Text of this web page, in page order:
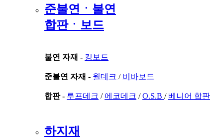
준불연ㆍ불연
합판ㆍ보드
불연 자재 - 킹보드
준불연 자재 - 월데크 / 비바보드
합판 - 루프데크 / 에코데크 /O.S.B / 베니어 합판
하지재